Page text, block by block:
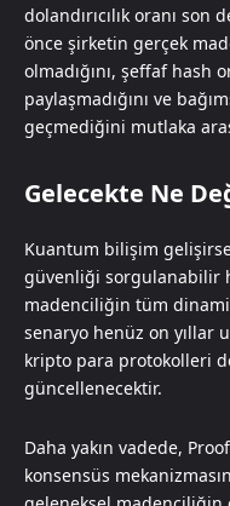
dolandırıcılık oranı son
önce şirketin gerçek
olmadığını, şeffaf hash
paylaşmadığını ve
geçmediğini mutlaka
Gelecekte Ne
Kuantum bilişim
güvenliği sorgulanabilir
madenciliğin tüm
senaryo henüz on yıllar
kripto para protokolleri
güncellenecektir.
Daha yakın vadede,
konsensüs